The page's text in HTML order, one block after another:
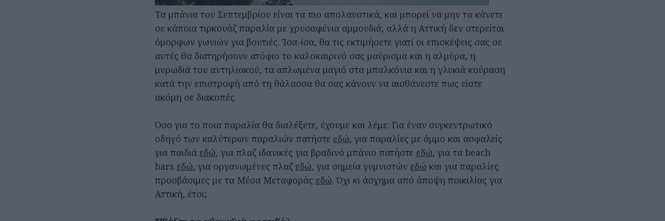
Τα μπάνια του Σεπτεμβρίου είναι τα πιο απολαυστικά, και μπορεί να μην τα κάνετε
σε κάποια τιρκουάζ παραλία με χρυσαφένια αμμουδιά, αλλά η Αττική δεν στερείται
όμορφων γωνιών για βουτιές. Ίσα-ίσα, θα τις εκτιμήσετε γιατί οι επισκέψεις σας σε
αυτές θα διατηρήσουν ατόφιο το καλοκαιρινό σας μαύρισμα και η αλμύρα, η
μυρωδιά του αντηλιακού, τα απλωμένα μαγιό στα μπαλκόνια και η γλυκιά κούραση
κατά την επιστροφή από τη θάλασσα θα σας κάνουν να αισθάνεστε πως είστε
ακόμη σε διακοπές.
Όσο για το ποια παραλία θα διαλέξετε, έχουμε και λέμε: Για έναν συγκεντρωτικό
οδηγό των καλύτερων παραλιών πατήστε εδώ, για παραλίες με άμμο και ασφαλείς
για παιδιά εδώ, για πλαζ ιδανικές για βραδινό μπάνιο πατήστε εδώ, για τα beach
bars εδώ, για οργανωμένες πλαζ εδώ, για σημεία γυμνιστών εδώ και για παραλίες
προσβάσιμες με τα Μέσα Μεταφοράς εδώ. Όχι κι άσχημα από άποψη ποικιλίας για
Αττική, έτσι;